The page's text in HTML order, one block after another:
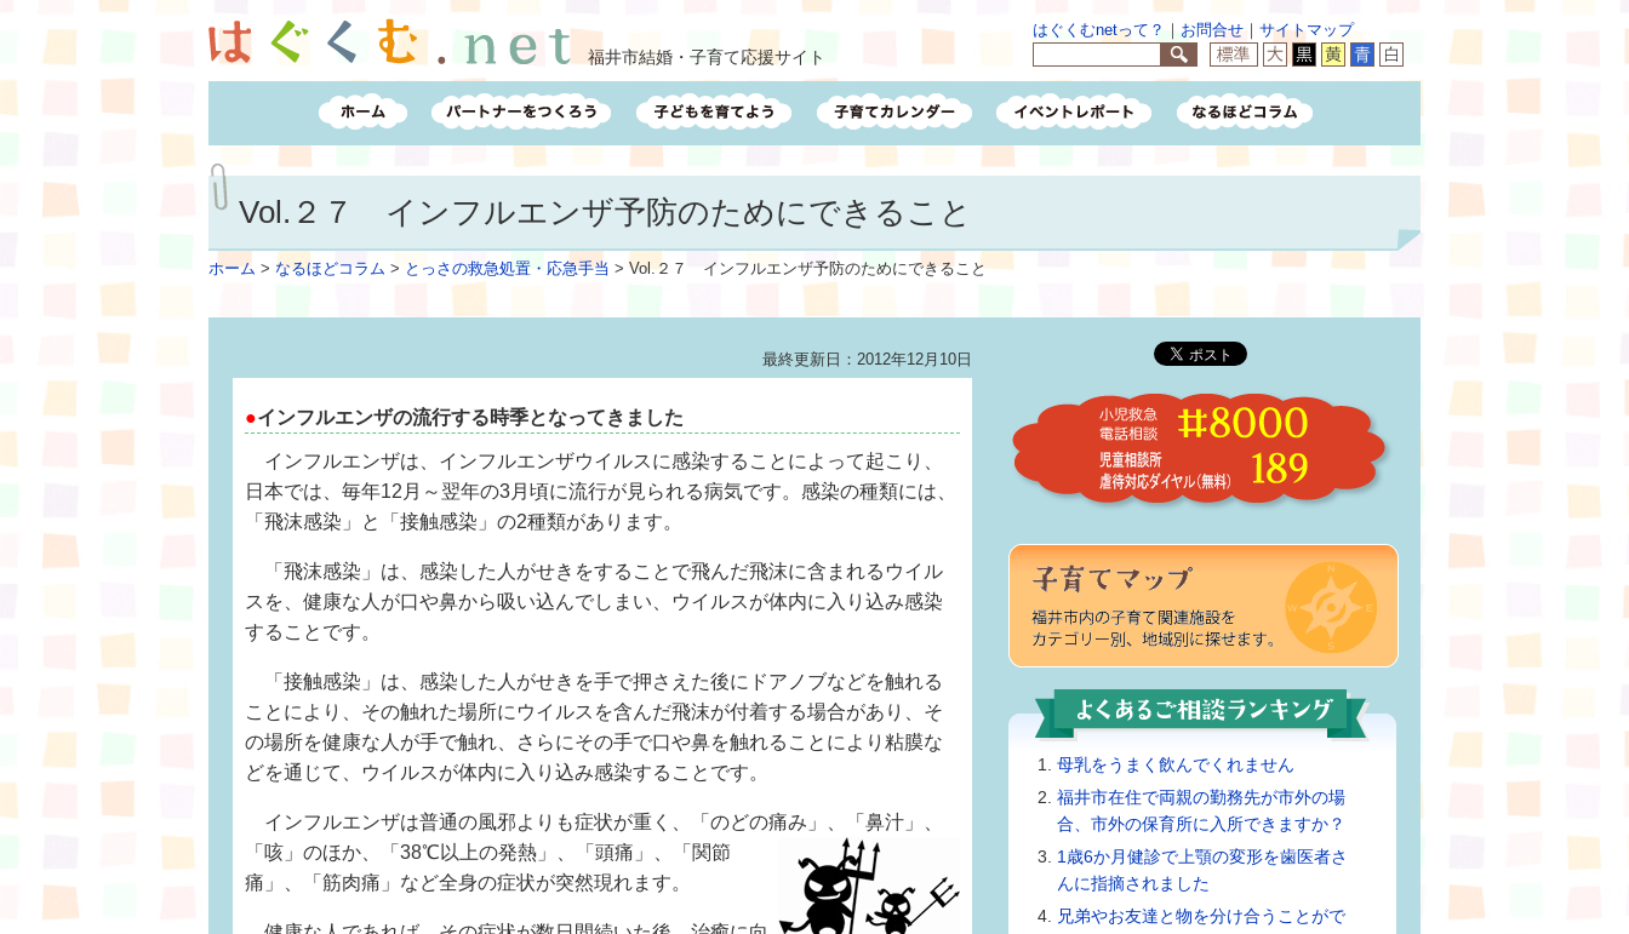
福井市結婚・子育て応援サイト
はぐくむnetって？ ｜ お問合せ ｜ サイトマップ
Vol.２７ インフルエンザ予防のためにできること
ホーム > なるほどコラム > とっさの救急処置・応急手当 > Vol.２７ インフルエンザ予防のためにできること
最終更新日：2012年12月10日
●インフルエンザの流行する時季となってきました
インフルエンザは、インフルエンザウイルスに感染することによって起こり、
日本では、毎年12月～翌年の3月頃に流行が見られる病気です。感染の種類には、
「飛沫感染」と「接触感染」の2種類があります。
「飛沫感染」は、感染した人がせきをすることで飛んだ飛沫に含まれるウイル
スを、健康な人が口や鼻から吸い込んでしまい、ウイルスが体内に入り込み感染
することです。
「接触感染」は、感染した人がせきを手で押さえた後にドアノブなどを触れる
ことにより、その触れた場所にウイルスを含んだ飛沫が付着する場合があり、そ
の場所を健康な人が手で触れ、さらにその手で口や鼻を触れることにより粘膜な
どを通じて、ウイルスが体内に入り込み感染することです。
インフルエンザは普通の風邪よりも症状が重く、「のどの痛み」、「鼻汁」、
「咳」のほか、「38℃以上の発熱」、
「頭痛」、「関節
痛」、「筋肉痛」など全身の症状が突然現れます。
母乳をうまく飲んでくれません
福井市在住で両親の勤務先が市外の場
合、市外の保育所に入所できますか？
1歳6か月健診で上顎の変形を歯医者さ
んに指摘されました
兄弟やお友達と物を分け合うことがで